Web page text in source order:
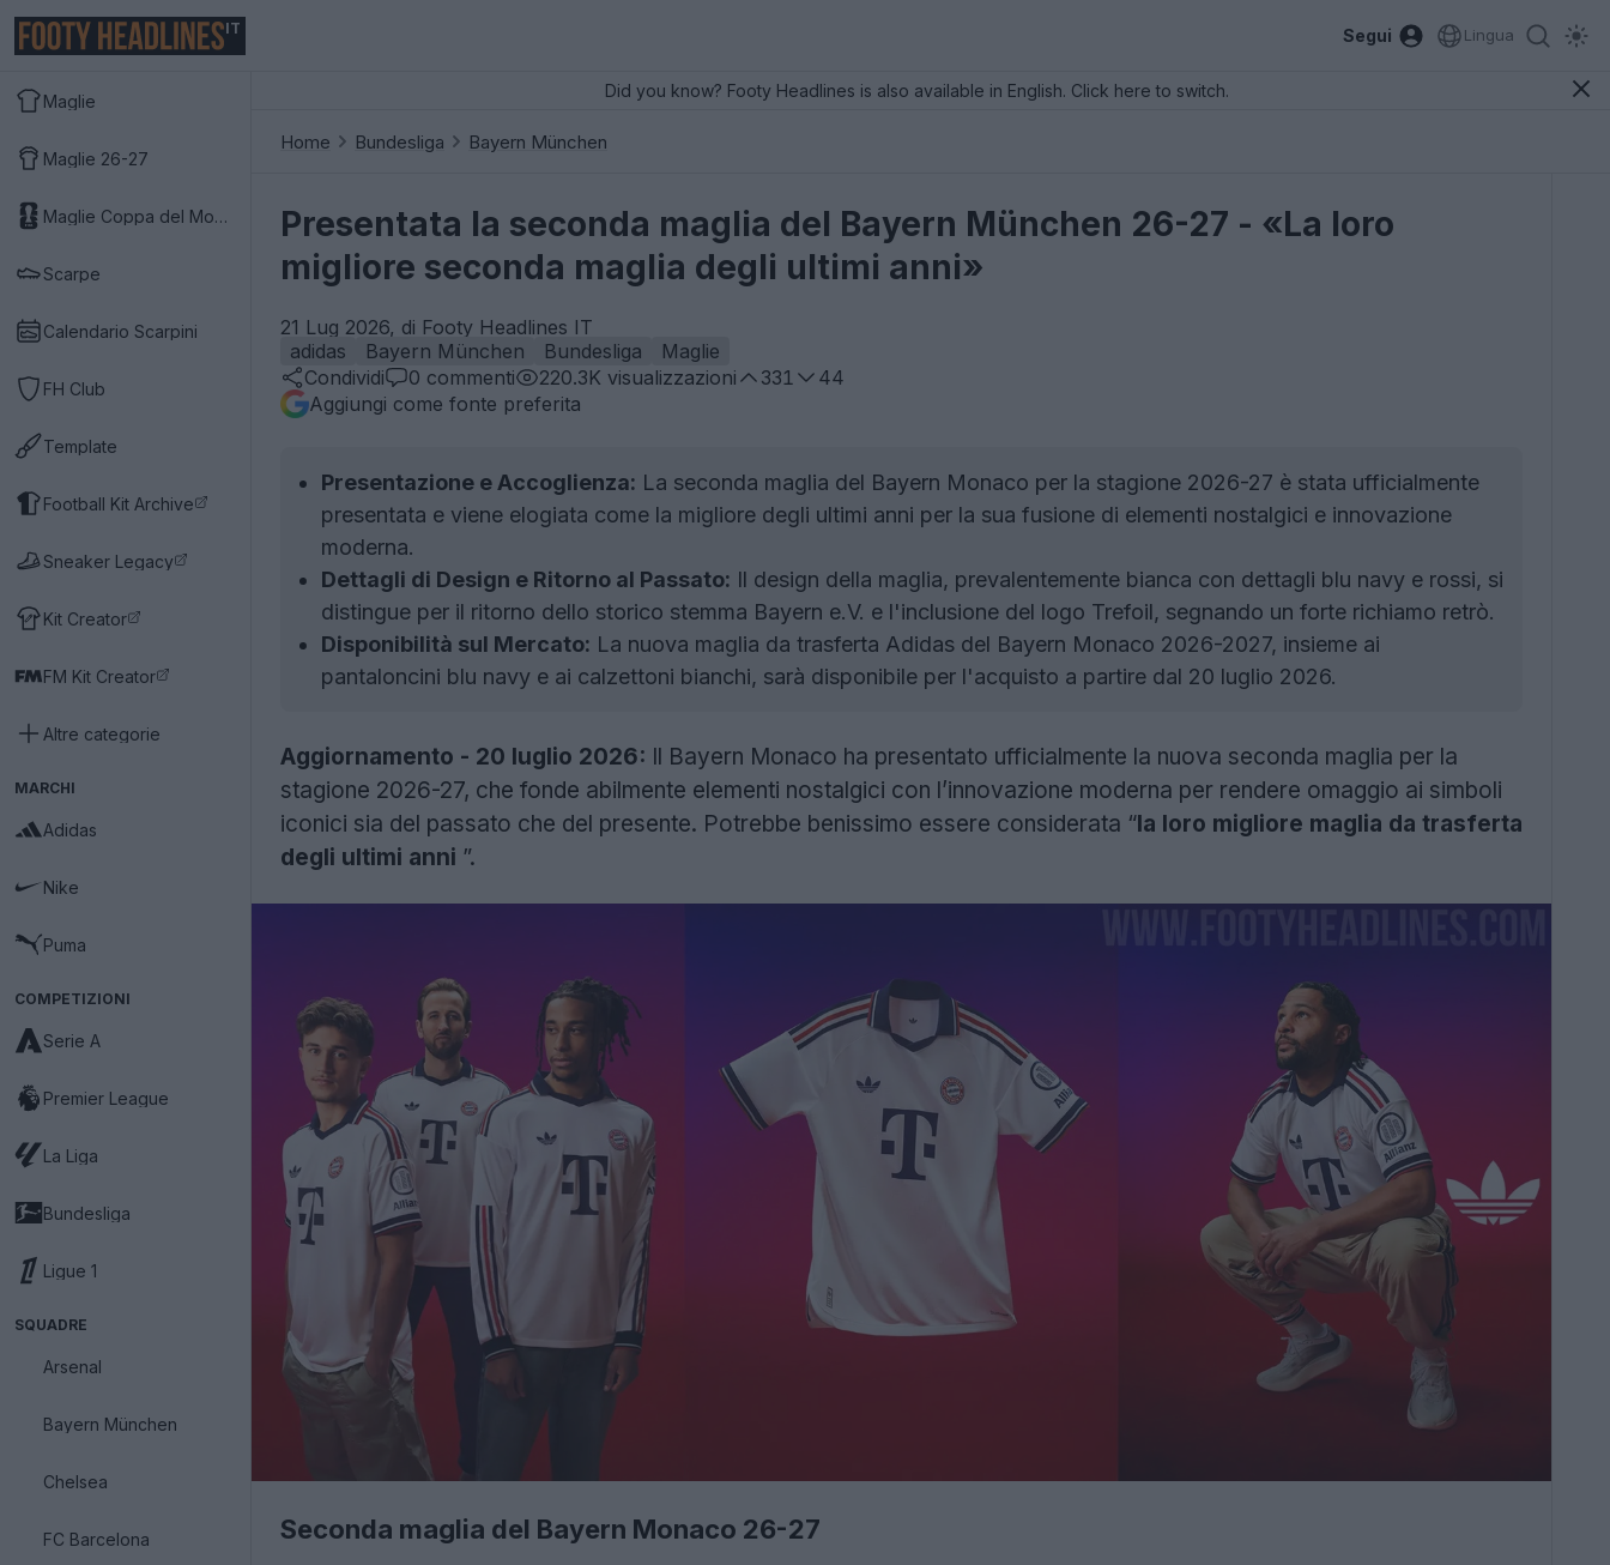
IT Segui Lingua
Maglie
Maglie 26-27
Maglie Coppa del Mondo 2026
Scarpe
Calendario Scarpini
FH Club
Template
Football Kit Archive
Sneaker Legacy
Kit Creator
FM Kit Creator
Altre categorie
MARCHI
Adidas
Nike
Puma
COMPETIZIONI
Serie A
Premier League
La Liga
Bundesliga
Ligue 1
SQUADRE
Arsenal
Bayern München
Chelsea
FC Barcelona
Did you know? Footy Headlines is also available in English. Click here to switch.
Home Bundesliga Bayern München
Presentata la seconda maglia del Bayern München 26-27 - «La loro
migliore seconda maglia degli ultimi anni»
21 Lug 2026, di Footy Headlines IT
adidas
Bayern München Bundesliga
Maglie
Condividi
0 commenti 220.3K visualizzazioni 331
44
Aggiungi come fonte preferita
Presentazione e Accoglienza: La seconda maglia del Bayern Monaco per la stagione 2026-27 è stata ufficialmente
presentata e viene elogiata come la migliore degli ultimi anni per la sua fusione di elementi nostalgici e innovazione
moderna.
Dettagli di Design e Ritorno al Passato: Il design della maglia, prevalentemente bianca con dettagli blu navy e rossi, si
distingue per il ritorno dello storico stemma Bayern e.V. e l'inclusione del logo Trefoil, segnando un forte richiamo retrò.
Disponibilità sul Mercato: La nuova maglia da trasferta Adidas del Bayern Monaco 2026-2027, insieme ai
pantaloncini blu navy e ai calzettoni bianchi, sarà disponibile per l'acquisto a partire dal 20 luglio 2026.
Aggiornamento - 20 luglio 2026: Il Bayern Monaco ha presentato ufficialmente la nuova seconda maglia per la
stagione 2026-27, che fonde abilmente elementi nostalgici con l’innovazione moderna per rendere omaggio ai simboli
iconici sia del passato che del presente. Potrebbe benissimo essere considerata “la loro migliore maglia da trasferta
degli ultimi anni ”.
Seconda maglia del Bayern Monaco 26-27